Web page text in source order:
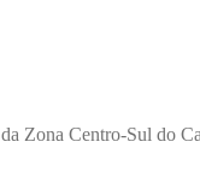
Zona Centro-Sul do